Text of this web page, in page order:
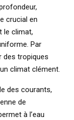
crucial en
le climat,
Par
des tropiques
climat clément.
des courants,
de
à l’eau